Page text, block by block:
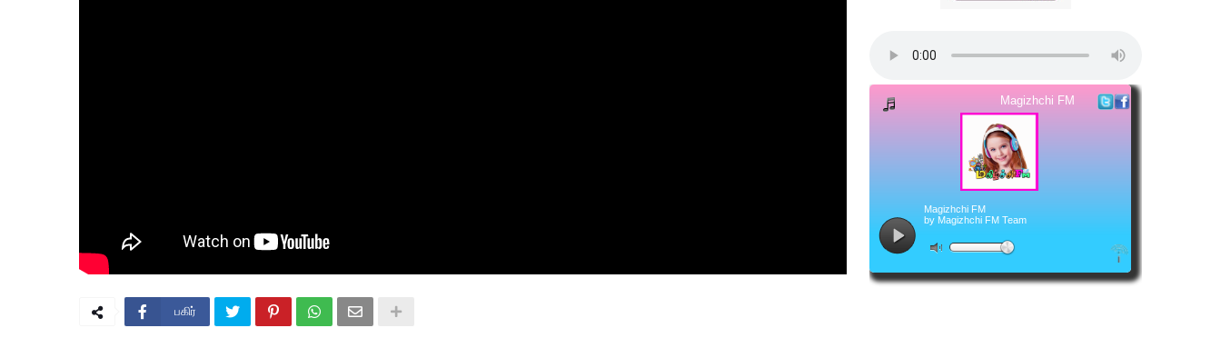
பகிர்